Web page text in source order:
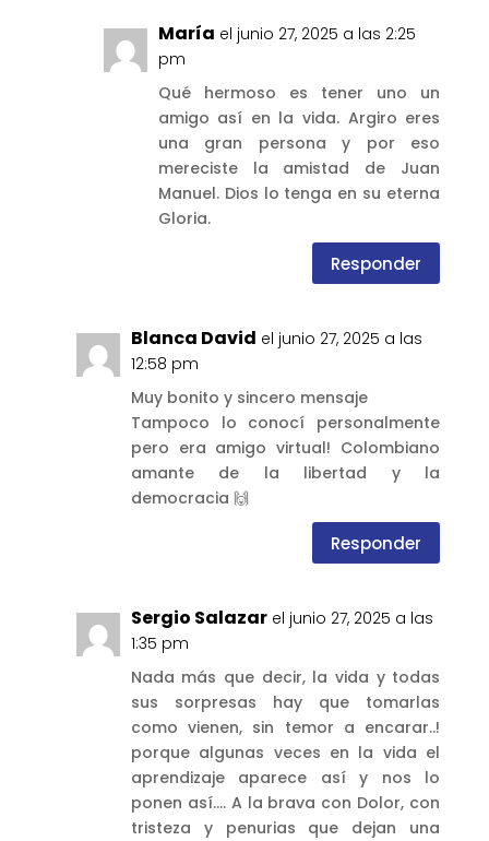
María el junio 27, 2025 a las 2:25
pm
Qué hermoso es tener uno un
amigo así en la vida. Argiro eres
una gran persona y por eso
mereciste la amistad de Juan
Manuel. Dios lo tenga en su eterna
Gloria.
Responder
Blanca David el junio 27, 2025 a las
12:58 pm
Muy bonito y sincero mensaje
Tampoco lo conocí personalmente
pero era amigo virtual! Colombiano
amante de la libertad y la
democracia 🙌
Responder
Sergio Salazar el junio 27, 2025 a las
1:35 pm
Nada más que decir, la vida y todas
sus sorpresas hay que tomarlas
como vienen, sin temor a encarar..!
porque algunas veces en la vida el
aprendizaje aparece así y nos lo
ponen así…. A la brava con Dolor, con
tristeza y penurias que dejan una